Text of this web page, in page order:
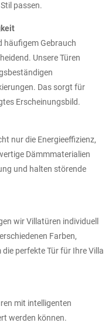
passen.
häufigem Gebrauch
Unsere Türen
Das sorgt für
Erscheinungsbild.
nur die Energieeffizienz,
Dämmmaterialien
und halten störende
wir Villatüren individuell
Farben,
perfekte Tür für Ihre Villa
mit intelligenten
werden können.